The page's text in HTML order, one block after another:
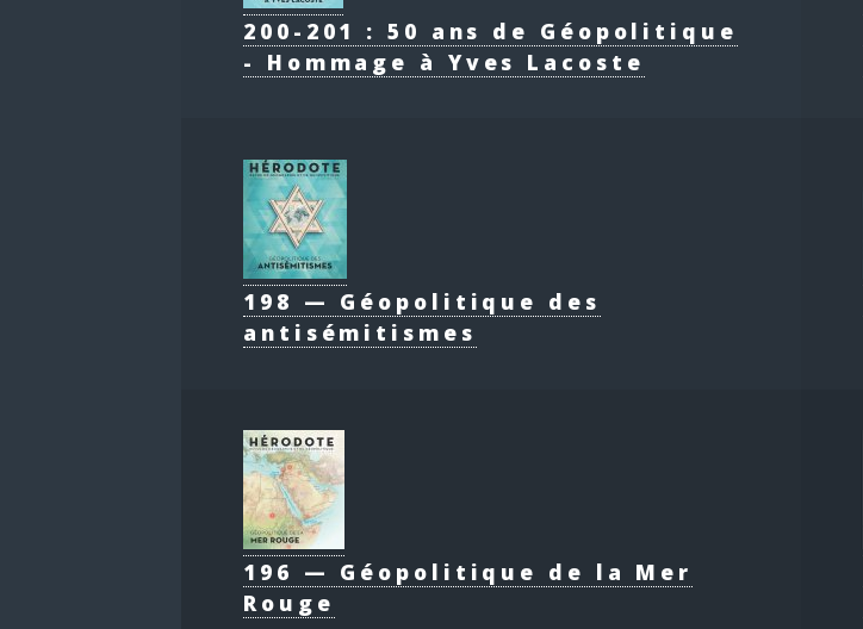
200-201 : 50 ans de Géopolitique
- Hommage à Yves Lacoste
198 — Géopolitique des
antisémitismes
196 — Géopolitique de la Mer
Rouge